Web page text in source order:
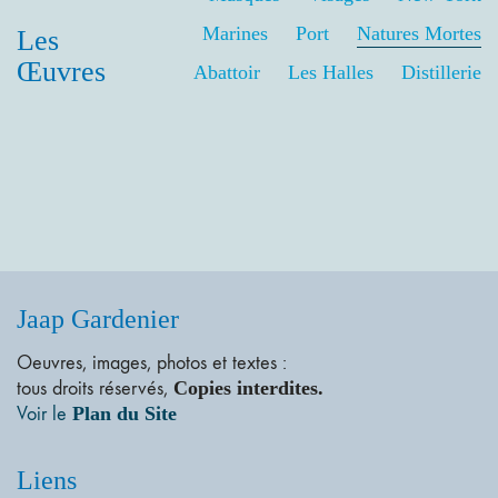
Les
Œuvres
Marines
Port
Natures Mortes
Abattoir
Les Halles Distillerie
Jaap Gardenier
Oeuvres, images, photos et textes :
tous droits réservés, Copies interdites.
Voir le Plan du Site
Liens